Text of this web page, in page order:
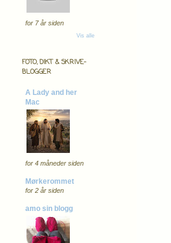
for 7 år siden
Vis alle
FOTO, DIKT & SKRIVE-
BLOGGER
A Lady and her
Mac
for 4 måneder siden
Mørkerommet
for 2 år siden
amo sin blogg